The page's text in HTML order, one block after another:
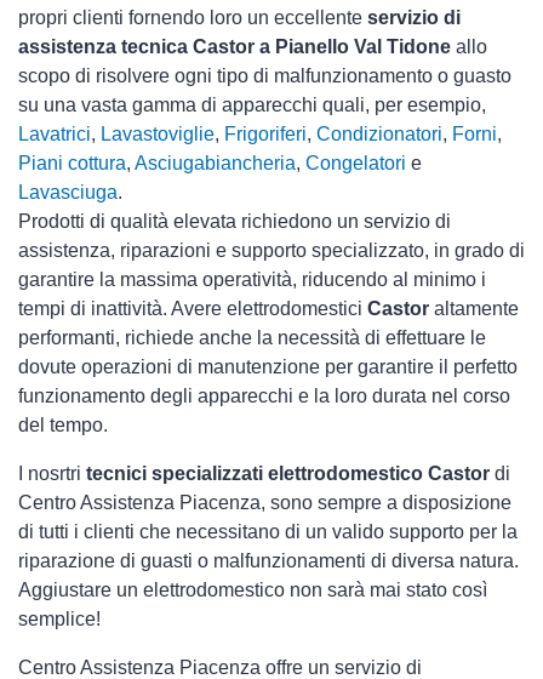
propri clienti fornendo loro un eccellente servizio di
assistenza tecnica Castor a Pianello Val Tidone allo
scopo di risolvere ogni tipo di malfunzionamento o guasto
su una vasta gamma di apparecchi quali, per esempio,
Lavatrici, Lavastoviglie, Frigoriferi, Condizionatori, Forni,
Piani cottura, Asciugabiancheria, Congelatori e
Lavasciuga.
Prodotti di qualità elevata richiedono un servizio di
assistenza, riparazioni e supporto specializzato, in grado di
garantire la massima operatività, riducendo al minimo i
tempi di inattività. Avere elettrodomestici Castor altamente
performanti, richiede anche la necessità di effettuare le
dovute operazioni di manutenzione per garantire il perfetto
funzionamento degli apparecchi e la loro durata nel corso
del tempo.
I nosrtri tecnici specializzati elettrodomestico Castor di
Centro Assistenza Piacenza, sono sempre a disposizione
di tutti i clienti che necessitano di un valido supporto per la
riparazione di guasti o malfunzionamenti di diversa natura.
Aggiustare un elettrodomestico non sarà mai stato così
semplice!
Centro Assistenza Piacenza offre un servizio di